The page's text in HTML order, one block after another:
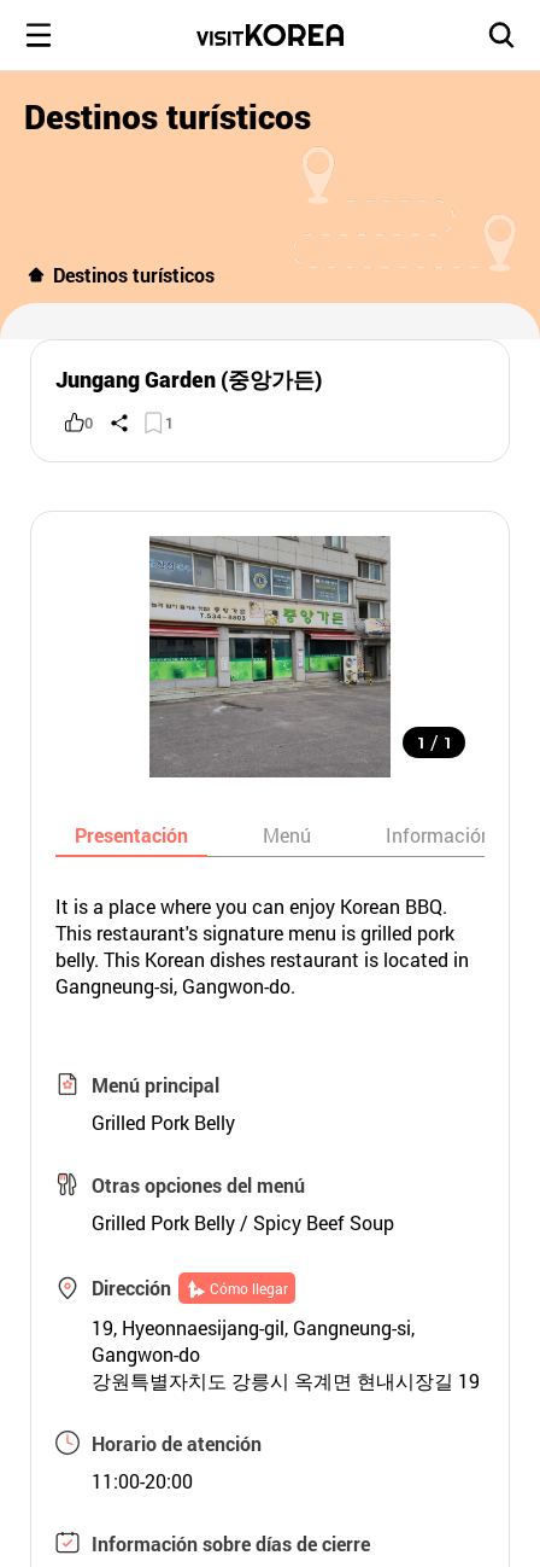
Destinos turísticos
Destinos turísticos
Jungang Garden (중앙가든)
0 1
1 / 1
Presentación Menú Información
It is a place where you can enjoy Korean BBQ.
This restaurant's signature menu is grilled pork
belly. This Korean dishes restaurant is located in
Gangneung-si, Gangwon-do.
Menú principal
Grilled Pork Belly
Otras opciones del menú
Grilled Pork Belly / Spicy Beef Soup
Dirección Cómo llegar
19, Hyeonnaesijang-gil, Gangneung-si,
Gangwon-do
강원특별자치도 강릉시 옥계면 현내시장길 19
Horario de atención
11:00-20:00
Información sobre días de cierre